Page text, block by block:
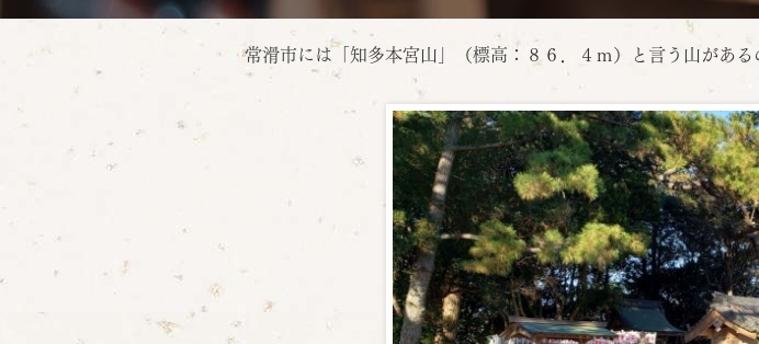
常滑市には「知多本宮山」（標高：８６．４ｍ）と言う山がある